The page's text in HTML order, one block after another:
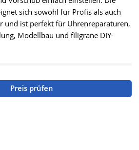
sich sowohl für Profis als auch
und ist perfekt für Uhrenreparaturen,
Modellbau und filigrane DIY-
Preis prüfen